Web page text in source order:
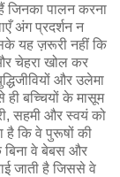
जिनका पालन करना
अंग प्रदर्शन न
यह ज़रूरी नहीं कि
चेहरा खोल कर
और उलेमा
बच्चियों के मासूम
सहमी और स्वयं को
है कि वे पुरूषों की
वे बेबस और
जाती है जिससे वे